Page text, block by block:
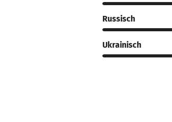
Russisch
Ukrainisch